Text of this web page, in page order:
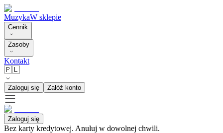
MuzykaW sklepie
Cennik
Zasoby
Kontakt
🇵🇱
Zaloguj się Załóż konto
Zaloguj się
Bez karty kredytowej. Anuluj w dowolnej chwili.